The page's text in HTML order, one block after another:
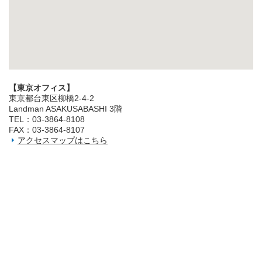
【東京オフィス】
東京都台東区柳橋2‐4‐2
Landman ASAKUSABASHI 3階
TEL：03‐3864‐8108
FAX：03‐3864‐8107
アクセスマップはこちら